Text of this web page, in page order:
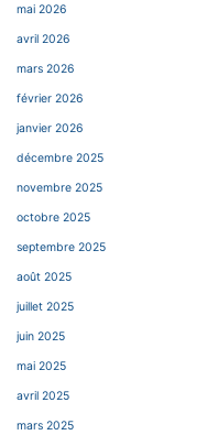
mai 2026
avril 2026
mars 2026
février 2026
janvier 2026
décembre 2025
novembre 2025
octobre 2025
septembre 2025
août 2025
juillet 2025
juin 2025
mai 2025
avril 2025
mars 2025